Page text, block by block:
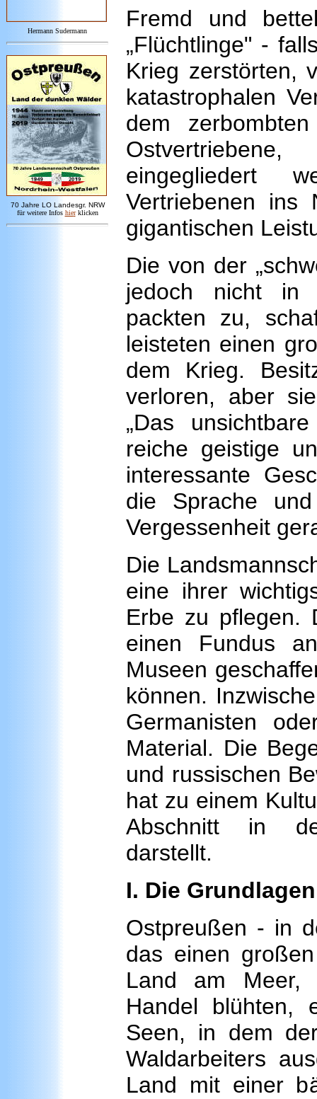
Hermann Sudermann
70 Jahre LO Landesgr. NRW
für weitere Infos hier klicken
Fremd und
„Flüchtlinge" -
Krieg zerstörten,
katastrophalen
dem
eingegliedert
Vertriebenen ins
gigantischen
Die von der
jedoch nicht in
packten zu,
leisteten einen
dem Krieg.
verloren, aber
„Das
reiche geistige
interessante
die Sprache
Vergessenheit
Die
eine ihrer
Erbe zu pflegen.
einen Fundus
Museen
können.
Germanisten
Material. Die
und russischen
hat zu einem
Abschnitt in
darstellt.
I. Die
Ostpreußen - in
das einen
Land am Meer,
Handel blühten,
Seen, in dem
Waldarbeiters
Land mit einer